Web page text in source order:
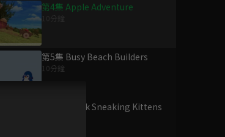
第4集 Apple Adventure
第5集 Busy Beach Builders
10分鐘
第6集 Snack Sneaking Kittens